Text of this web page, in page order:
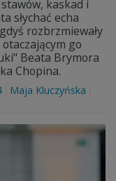
kaskad i
słychać echa
rozbrzmiewały
go
Beata Brymora
Chopina.
Maja Kluczyńska